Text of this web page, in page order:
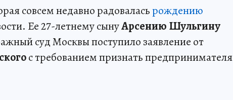
совсем недавно радоваласьрождению
Ее 27-летнему сынуАрсению Шульгину
суд Москвы поступило заявление от
с требованием признать предпринимателя